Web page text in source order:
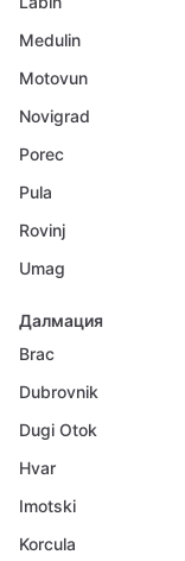
Medulin
Motovun
Novigrad
Porec
Pula
Rovinj
Umag
Далмация
Brac
Dubrovnik
Dugi Otok
Hvar
Imotski
Korcula